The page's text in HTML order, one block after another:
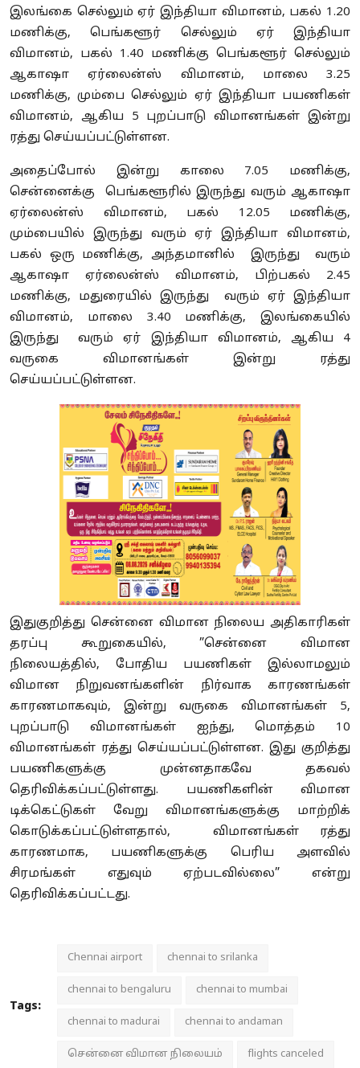
இலங்கை செல்லும் ஏர் இந்தியா விமானம், பகல் 1.20
மணிக்கு, பெங்களூர் செல்லும் ஏர் இந்தியா
விமானம், பகல் 1.40 மணிக்கு பெங்களூர் செல்லும்
ஆகாஷா ஏர்லைன்ஸ் விமானம், மாலை 3.25
மணிக்கு, மும்பை செல்லும் ஏர் இந்தியா பயணிகள்
விமானம், ஆகிய 5 புறப்பாடு விமானங்கள் இன்று
ரத்து செய்யப்பட்டுள்ளன.
அதைப்போல் இன்று காலை 7.05 மணிக்கு,
சென்னைக்கு பெங்களூரில் இருந்து வரும் ஆகாஷா
ஏர்லைன்ஸ் விமானம், பகல் 12.05 மணிக்கு,
மும்பையில் இருந்து வரும் ஏர் இந்தியா விமானம்,
பகல் ஒரு மணிக்கு, அந்தமானில் இருந்து வரும்
ஆகாஷா ஏர்லைன்ஸ் விமானம், பிற்பகல் 2.45
மணிக்கு, மதுரையில் இருந்து வரும் ஏர் இந்தியா
விமானம், மாலை 3.40 மணிக்கு, இலங்கையில்
இருந்து வரும் ஏர் இந்தியா விமானம், ஆகிய 4
வருகை விமானங்கள் இன்று ரத்து
செய்யப்பட்டுள்ளன.
இதுகுறித்து சென்னை விமான நிலைய அதிகாரிகள்
தரப்பு கூறுகையில், ”சென்னை விமான
நிலையத்தில், போதிய பயணிகள் இல்லாமலும்
விமான நிறுவனங்களின் நிர்வாக காரணங்கள்
காரணமாகவும், இன்று வருகை விமானங்கள் 5,
புறப்பாடு விமானங்கள் ஐந்து, மொத்தம் 10
விமானங்கள் ரத்து செய்யப்பட்டுள்ளன. இது குறித்து
பயணிகளுக்கு முன்னதாகவே தகவல்
தெரிவிக்கப்பட்டுள்ளது. பயணிகளின் விமான
டிக்கெட்டுகள் வேறு விமானங்களுக்கு மாற்றிக்
கொடுக்கப்பட்டுள்ளதால், விமானங்கள் ரத்து
காரணமாக, பயணிகளுக்கு பெரிய அளவில்
சிரமங்கள் எதுவும் ஏற்படவில்லை” என்று
தெரிவிக்கப்பட்டது.
Tags:
Chennai airport chennai to srilanka
chennai to bengaluru chennai to mumbai
chennai to madurai chennai to andaman
சென்னை விமான நிலையம் flights canceled